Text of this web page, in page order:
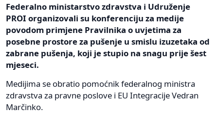
Federalno ministarstvo zdravstva i Udruženje
PROI organizovali su konferenciju za medije
povodom primjene Pravilnika o uvjetima za
posebne prostore za pušenje u smislu izuzetaka od
zabrane pušenja, koji je stupio na snagu prije šest
mjeseci.
Medijima se obratio pomoćnik federalnog ministra
zdravstva za pravne poslove i EU Integracije Vedran
Marčinko.